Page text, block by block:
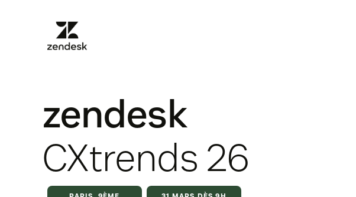
zendesk
CXtrends 26